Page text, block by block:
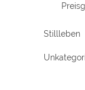
Stillleben